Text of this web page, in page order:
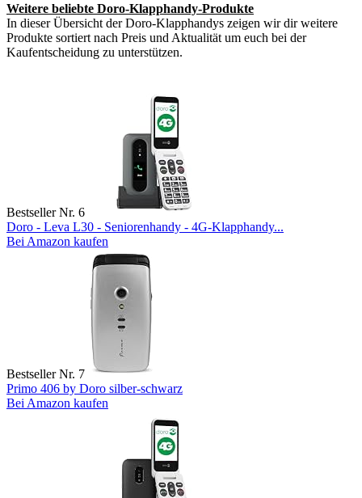
Weitere beliebte Doro-Klapphandy-Produkte
In dieser Übersicht der Doro-Klapphandys zeigen wir dir weitere
Produkte sortiert nach Preis und Aktualität um euch bei der
Kaufentscheidung zu unterstützen.
Bestseller Nr. 6
Doro - Leva L30 - Seniorenhandy - 4G-Klapphandy...
Bei Amazon kaufen
Bestseller Nr. 7
Primo 406 by Doro silber-schwarz
Bei Amazon kaufen